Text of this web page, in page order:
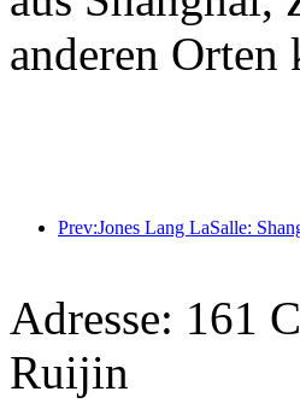
anderen Orten
Adresse: 161
Ruijin